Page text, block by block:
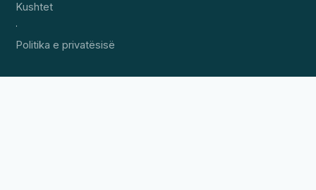
Kushtet
·
Politika e privatësisë